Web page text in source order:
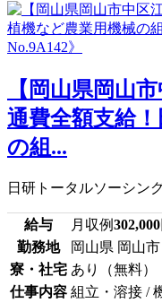
【岡山県岡山
通費全額支給
の組...
日研トータルソーシン
給与 月収例302,000
勤務地
岡山県 岡山市
寮・社宅 あり（無料）
仕事内容 組立・溶接 /